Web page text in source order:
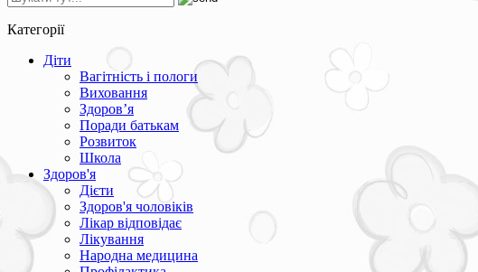
Категорії
Діти
Вагітність і пологи
Виховання
Здоров’я
Поради батькам
Розвиток
Школа
Здоров'я
Дієти
Здоров'я чоловіків
Лікар відповідає
Лікування
Народна медицина